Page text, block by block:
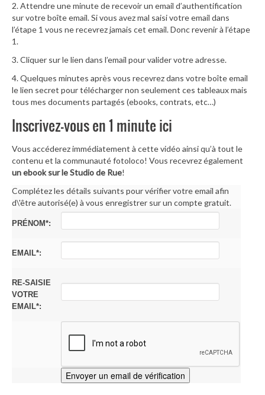
2. Attendre une minute de recevoir un email d’authentification
sur votre boîte email. Si vous avez mal saisi votre email dans
l’étape 1 vous ne recevrez jamais cet email. Donc revenir à l’étape
1.
3. Cliquer sur le lien dans l’email pour valider votre adresse.
4. Quelques minutes après vous recevrez dans votre boîte email
le lien secret pour télécharger non seulement ces tableaux mais
tous mes documents partagés (ebooks, contrats, etc…)
Inscrivez-vous en 1 minute ici
Vous accéderez immédiatement à cette vidéo ainsi qu’à tout le
contenu et la communauté fotoloco! Vous recevrez également
un ebook sur le Studio de Rue!
Complétez les détails suivants pour vérifier votre email afin
d\'être autorisé(e) à vous enregistrer sur un compte gratuit.
PRÉNOM*:
EMAIL*:
RE-SAISIE
VOTRE
EMAIL*: